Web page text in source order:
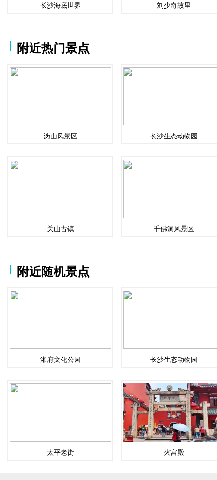
长沙海底世界 刘少奇故里
附近热门景点
沩山风景区 长沙生态动物园
关山古镇 千佛洞风景区
附近随机景点
湘府文化公园 长沙生态动物园
太平老街 火宫殿